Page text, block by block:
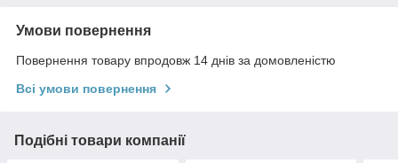
Умови повернення
Повернення товару впродовж 14 днів за домовленістю
Всі умови повернення
Подібні товари компанії